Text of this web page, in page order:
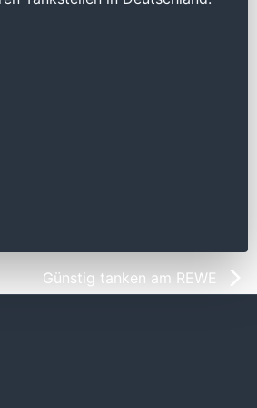
Günstig tanken am REWE